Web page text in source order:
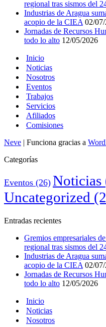
regional tras sismos del
Industrias de Aragua
acopio de la CIEA 02/
Jornadas de Recursos
todo lo alto 12/05/2026
Inicio
Noticias
Nosotros
Eventos
Trabajos
Servicios
Afiliados
Comisiones
Neve | Funciona gracias a
Categorías
Eventos (26) Noticias
Uncategorized
Entradas recientes
Gremios empresariales
regional tras sismos del
Industrias de Aragua
acopio de la CIEA 02/
Jornadas de Recursos
todo lo alto 12/05/2026
Inicio
Noticias
Nosotros